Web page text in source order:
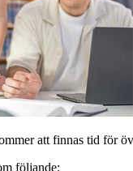
att finnas tid för
följande: